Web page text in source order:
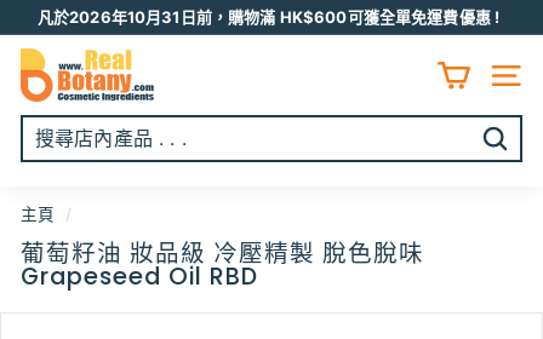
至
凡於2026年10月31日前，購物滿 HK$600可獲全單免運費優惠 !
R
E
A
L
O
T
A
N
Y
網頁
開
主頁 /
葡萄籽油 妝品級 冷壓精製 脫色脫味
Grapeseed Oil RBD